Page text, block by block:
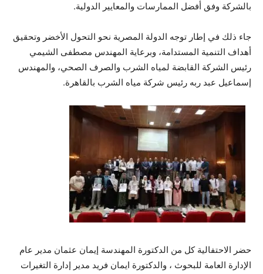
بالشركة وفق أفضل الممارسات والمعايير الدولية.
جاء ذلك في إطار توجه الدولة المصرية نحو التحول الأخضر وتحقيق
أهداف التنمية المستدامة، وبرعاية المهندس مصطفى الشيمي
رئيس الشركة القابضة لمياه الشرب والصرف الصحي، والمهندس
إسماعيل عبد ربه رئيس شركة مياه الشرب بالقاهرة.
حضر الاحتفالية كل من الدكتورة المهندسة إيمان عثمان مدير عام
الإدارة العامة للبحوث ، والدكتورة ايمان فريد مدير إدارة التغيرات